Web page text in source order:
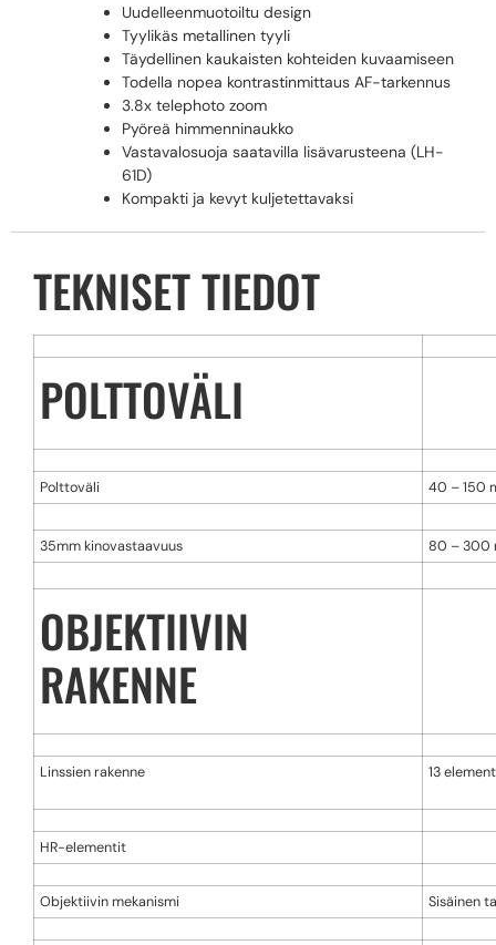
Uudelleenmuotoiltu design
Tyylikäs metallinen tyyli
Täydellinen kaukaisten kohteiden kuvaamiseen
Todella nopea kontrastinmittaus AF-tarkennus
3.8x telephoto zoom
Pyöreä himmenninaukko
Vastavalosuoja saatavilla lisävarusteena (LH-
61D)
Kompakti ja kevyt kuljetettavaksi
TEKNISET TIEDOT
POLTTOVÄLI
Polttoväli 40 – 150
35mm kinovastaavuus 80 – 300
OBJEKTIIVIN
RAKENNE
Linssien rakenne 13
HR-elementit
Objektiivin mekanismi Sisäinen